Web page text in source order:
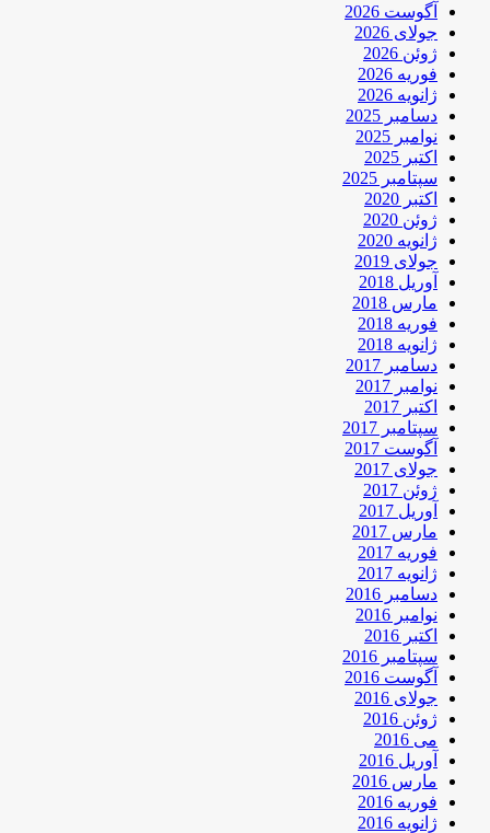
آگوست 2026
جولای 2026
ژوئن 2026
فوریه 2026
ژانویه 2026
دسامبر 2025
نوامبر 2025
اکتبر 2025
سپتامبر 2025
اکتبر 2020
ژوئن 2020
ژانویه 2020
جولای 2019
آوریل 2018
مارس 2018
فوریه 2018
ژانویه 2018
دسامبر 2017
نوامبر 2017
اکتبر 2017
سپتامبر 2017
آگوست 2017
جولای 2017
ژوئن 2017
آوریل 2017
مارس 2017
فوریه 2017
ژانویه 2017
دسامبر 2016
نوامبر 2016
اکتبر 2016
سپتامبر 2016
آگوست 2016
جولای 2016
ژوئن 2016
می 2016
آوریل 2016
مارس 2016
فوریه 2016
ژانویه 2016